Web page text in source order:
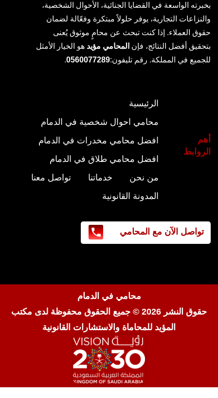
بخبرته الواسعة في القضايا الجنائية، الأحوال الشخصية،
والنزاعات التجارية، يوفر حلولاً مبتكرة وفعّالة لضمان
حقوق العملاء. إذا كنت تبحث عن محامٍ موثوق يُعنى
بتحقيق أفضل النتائج، فإن المحامي مؤيد هو الخيار الأمثل
للجميع في المملكة. رقم تليفون:0560077289
.
أهم
الروابط
الرئيسية
محامي احوال شخصية في الدمام
افضل محامي مخدرات في الدمام
افضل محامي طلاق في الدمام
من نحن
خدماتنا
تواصل معنا
المدونة القانونية
تواصل الآن مع المحامي
محامي في الدمام
حقوق النشر 2026 © جميع الحقوق محفوظة لدى
مكتب
المؤيد للمحاماة والاستشارات القانونية